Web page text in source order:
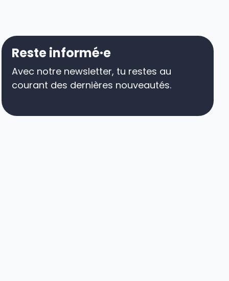
Reste informé·e
Avec notre newsletter, tu restes au
courant des dernières nouveautés.